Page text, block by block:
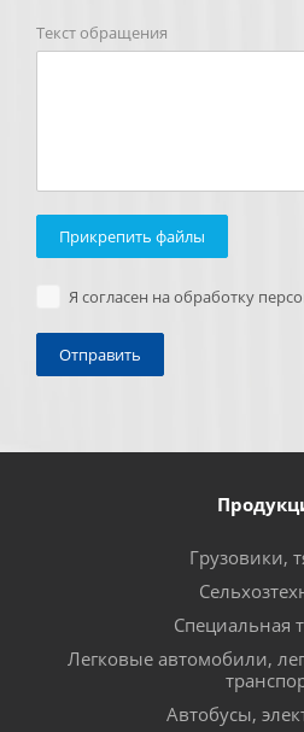
Текст обращения
Прикрепить файлы
Я согласен на обработку
Грузовики,
Специальная
Легковые автомобили,
Автобусы,